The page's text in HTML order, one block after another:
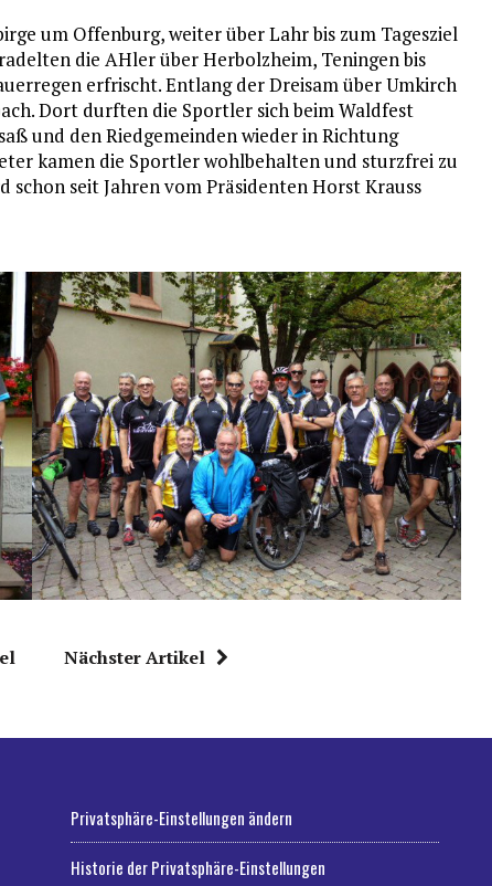
um Offenburg, weiter über Lahr bis zum Tagesziel
die AHler über Herbolzheim, Teningen bis
erfrischt. Entlang der Dreisam über Umkirch
Dort durften die Sportler sich beim Waldfest
und den Riedgemeinden wieder in Richtung
kamen die Sportler wohlbehalten und sturzfrei zu
schon seit Jahren vom Präsidenten Horst Krauss
Nächster Artikel
Privatsphäre-Einstellungen ändern
Historie der Privatsphäre-Einstellungen